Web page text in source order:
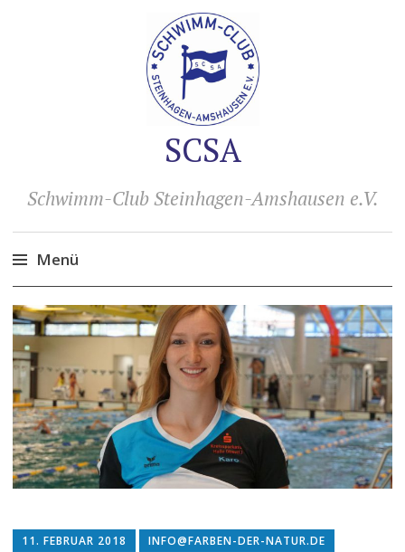
SCSA
Schwimm-Club Steinhagen-Amshausen e.V.
Menü
Zum
Inhalt
springen
11. FEBRUAR 2018 INFO@FARBEN-DER-NATUR.DE